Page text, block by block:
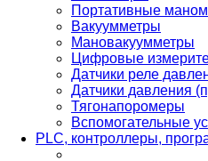
Портативные
Вакуумметры
Мановакуумметры
Цифровые
Датчики реле
Датчики давления
Тягонапоромеры
Вспомогательные
PLС, контроллеры,